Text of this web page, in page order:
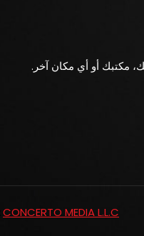
مكتبك أو أي مكان آخر.
CONCERTO MEDIA L.L.C